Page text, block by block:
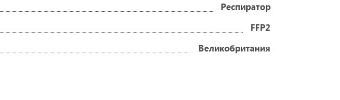
Респиратор
FFP2
Великобритания